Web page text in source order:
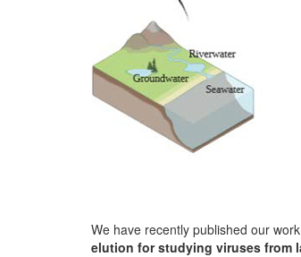
We have recently published our
elution for studying viruses from